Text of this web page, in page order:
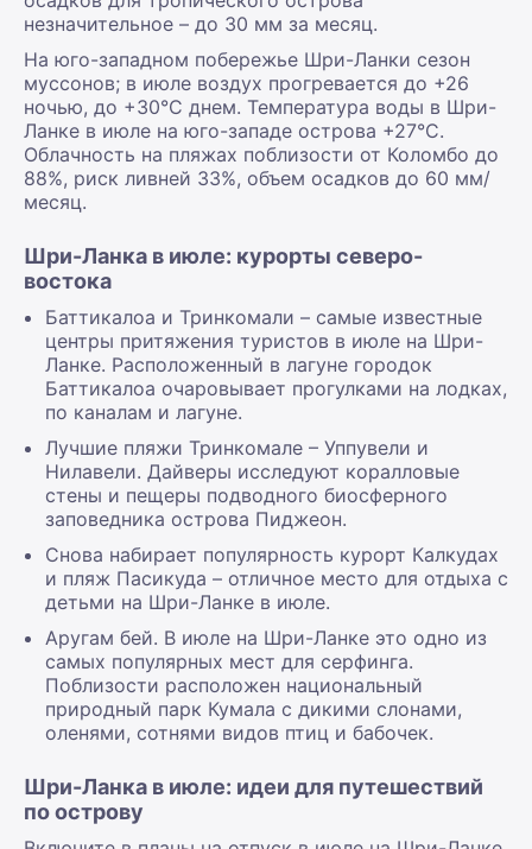
незначительное – до 30 мм за месяц.
На юго-западном побережье Шри-Ланки сезон
муссонов; в июле воздух прогревается до +26
ночью, до +30°С днем. Температура воды в Шри-
Ланке в июле на юго-западе острова +27°С.
Облачность на пляжах поблизости от Коломбо до
88%, риск ливней 33%, объем осадков до 60 мм/
месяц.
Шри-Ланка в июле: курорты северо-
востока
Баттикалоа и Тринкомали – самые известные
центры притяжения туристов в июле на Шри-
Ланке. Расположенный в лагуне городок
Баттикалоа очаровывает прогулками на лодках,
по каналам и лагуне.
Лучшие пляжи Тринкомале – Уппувели и
Нилавели. Дайверы исследуют коралловые
стены и пещеры подводного биосферного
заповедника острова Пиджеон.
Снова набирает популярность курорт Калкудах
и пляж Пасикуда – отличное место для отдыха с
детьми на Шри-Ланке в июле.
Аругам бей. В июле на Шри-Ланке это одно из
самых популярных мест для серфинга.
Поблизости расположен национальный
природный парк Кумала с дикими слонами,
оленями, сотнями видов птиц и бабочек.
Шри-Ланка в июле: идеи для путешествий
по острову